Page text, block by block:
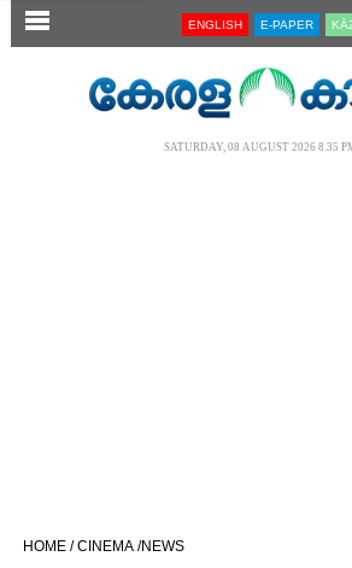
SECTIONS ENGLISH E-PAPER
SATURDAY, 08 AUGUST 2026 8.35
HOME /CINEMA /NEWS